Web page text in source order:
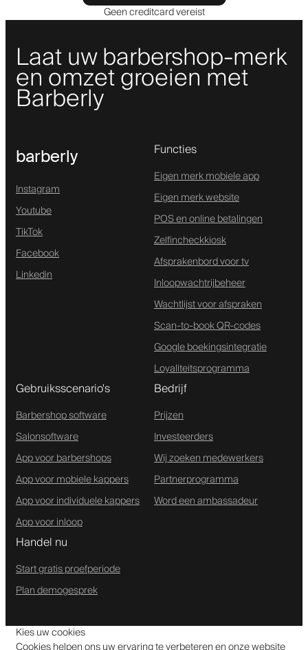
Geen creditcard vereist
Laat uw barbershop-merk
en omzet groeien met
Barberly
barberly
Instagram
Youtube
TikTok
Facebook
Linkedin
Functies
Eigen merk mobiele app
Eigen merk website
POS en online betalingen
Zelfincheckkiosk
Afsprakenbord voor tv
Inloopwachtrijbeheer
Wachtlijst voor afspraken
Scan-to-book QR-codes
Google boekingsintegratie
Loyaliteitsprogramma
Gebruiksscenario's
Barbershop software
Salonsoftware
App voor barbershops
App voor mobiele kappers
App voor individuele kappers
App voor inloop
Bedrijf
Prijzen
Investeerders
Wij zoeken medewerkers
Partnerprogramma
Word een ambassadeur
Handel nu
Start gratis proefperiode
Plan demogesprek
Kies uw cookies